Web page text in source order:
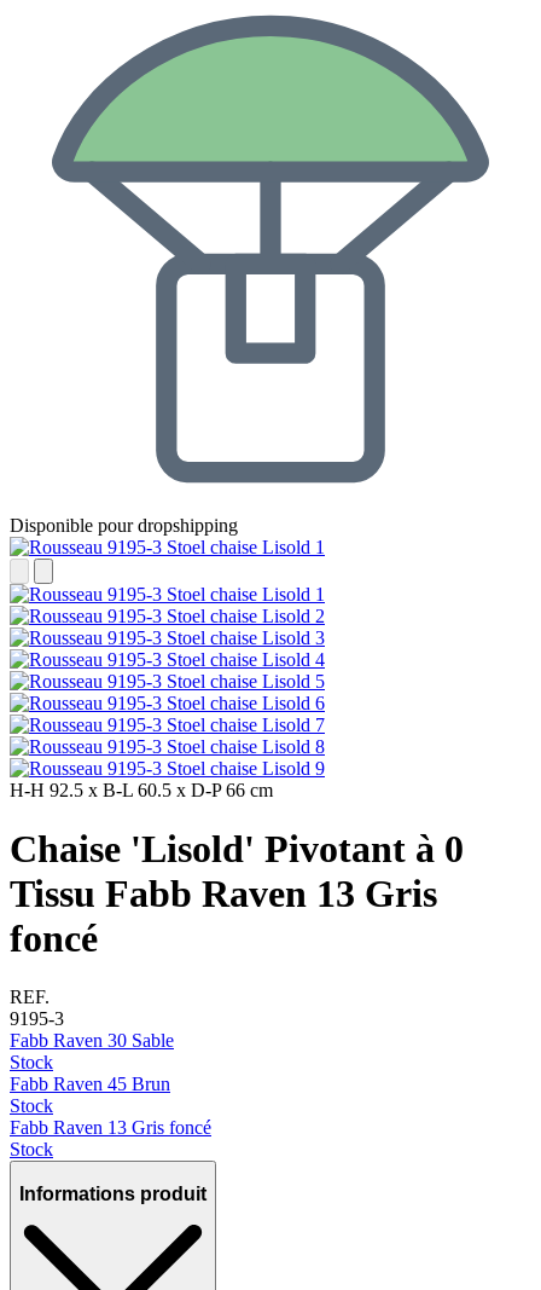
Disponible pour dropshipping
H-H 92.5 x B-L 60.5 x D-P66 cm
Chaise 'Lisold' Pivotant à 0
Tissu Fabb Raven 13 Gris
foncé
REF.
9195-3
Fabb Raven 30 Sable
Stock
Fabb Raven 45 Brun
Stock
Fabb Raven 13 Gris foncé
Stock
Informations produit